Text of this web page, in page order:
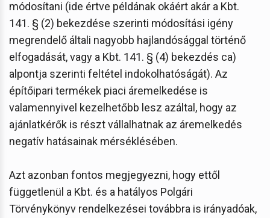
módosítani (ide értve példának okáért akár a Kbt.
141. § (2) bekezdése szerinti módosítási igény
megrendelő általi nagyobb hajlandósággal történő
elfogadását, vagy a Kbt. 141. § (4) bekezdés ca)
alpontja szerinti feltétel indokolhatóságát). Az
építőipari termékek piaci áremelkedése is
valamennyivel kezelhetőbb lesz azáltal, hogy az
ajánlatkérők is részt vállalhatnak az áremelkedés
negatív hatásainak mérséklésében.
Azt azonban fontos megjegyezni, hogy ettől
függetlenül a Kbt. és a hatályos Polgári
Törvénykönyv rendelkezései továbbra is irányadóak,